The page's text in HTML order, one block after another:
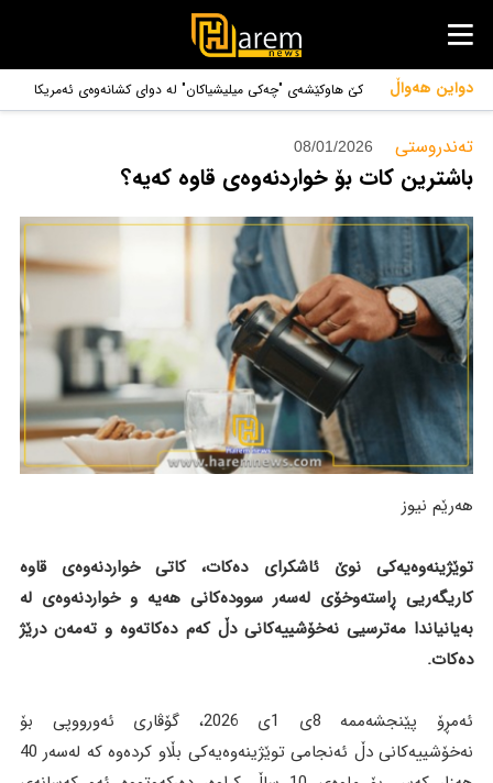
دواین هەواڵ
کێ هاوکێشەی "چەکی میلیشیاکان" لە دوای کشانەوەی ئەمریکا
یەکلایی دەکاتەوە
تەندروستی‌ 08/01/2026
باشترین کات بۆ خواردنەوەی قاوە کەیە؟
هەرێم نیوز
توێژینەوەیەکی نوێ ئاشکرای دەکات، کاتی خواردنەوەی قاوە
کاریگەریی ڕاستەوخۆی لەسەر سوودەکانی هەیە و خواردنەوەی لە
بەیانیاندا مەترسیی نەخۆشییەکانی دڵ کەم دەکاتەوە و تەمەن درێژ
دەکات.
ئەمڕۆ پێنجشەممە 8ی 1ی 2026، گۆڤاری ئەورووپی بۆ
نەخۆشییەکانی دڵ ئەنجامی توێژینەوەیەکی بڵاو کردەوە کە لەسەر 40